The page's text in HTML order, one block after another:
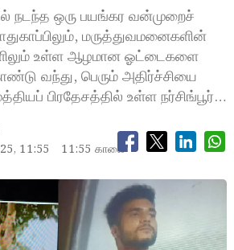
நடந்த ஒரு பயங்கர வன்முறைச்
மருத்துவமனைகளின்
உள்ள ஆழமான ஓட்டைகளை
வந்து, பெரும் அதிர்ச்சியை
பிரதேசத்தில் உள்ள நர்சிங்பூர்…
11:55 11:55 காலை